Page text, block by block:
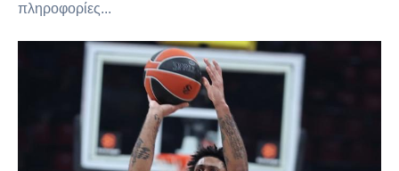
πληροφορίες...